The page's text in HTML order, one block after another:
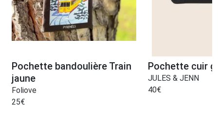
Pochette bandoulière Train
jaune
Foliove
25€
Pochette cuir
JULES & JENN
40€